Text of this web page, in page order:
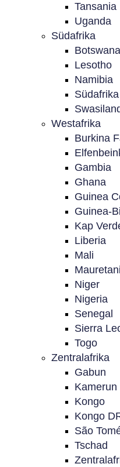
Tansania
Uganda
Südafrika
Botswana
Lesotho
Namibia
Südafrika
Westafrika
Burkina
Gambia
Ghana
Guinea
Guinea-
Kap
Liberia
Mali
Niger
Nigeria
Senegal
Sierra
Togo
Zentralafrika
Gabun
Kamerun
Kongo
Kongo
São
Tschad